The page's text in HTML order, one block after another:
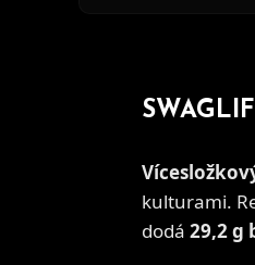
kulturami.
dodá 29,2 g